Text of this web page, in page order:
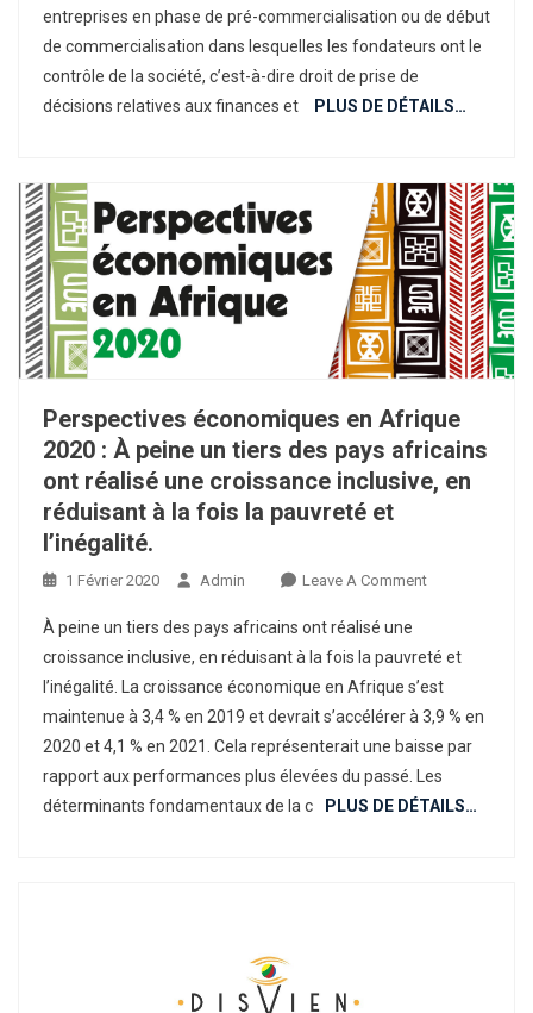
“FONDS
LES
entreprises en phase de pré-commercialisation ou de début
de commercialisation dans lesquelles les fondateurs ont le
contrôle de la société, c’est-à-dire droit de prise de
décisions relatives aux finances et
PLUS DE DÉTAILS…
Perspectives économiques en Afrique
2020 : À peine un tiers des pays africains
ont réalisé une croissance inclusive, en
réduisant à la fois la pauvreté et
l’inégalité.
1 Février 2020 Admin Leave A CommentOn
En
Afrique
2020
:
À
Peine
À peine un tiers des pays africains ont réalisé une
croissance inclusive, en réduisant à la fois la pauvreté et
l’inégalité. La croissance économique en Afrique s’est
maintenue à 3,4 % en 2019 et devrait s’accélérer à 3,9 % en
2020 et 4,1 % en 2021. Cela représenterait une baisse par
rapport aux performances plus élevées du passé. Les
déterminants fondamentaux de la c
PLUS DE DÉTAILS…